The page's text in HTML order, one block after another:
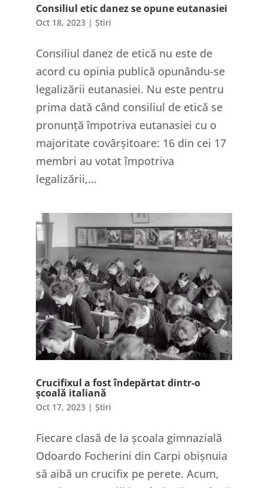
Consiliul etic danez se opune eutanasiei
Oct 18, 2023| Știri
Consiliul danez de etică nu este de
acord cu opinia publică opunându-se
legalizării eutanasiei. Nu este pentru
prima dată când consiliul de etică se
pronunță împotriva eutanasiei cu o
majoritate covârșitoare: 16 din cei 17
membri au votat împotriva
legalizării,...
Crucifixul a fost îndepărtat dintr-o
școală italiană
Oct 17, 2023| Știri
Fiecare clasă de la școala gimnazială
Odoardo Focherini din Carpi obișnuia
să aibă un crucifix pe perete. Acum,